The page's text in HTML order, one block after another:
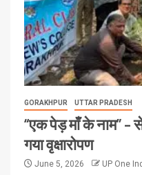
GORAKHPUR UTTAR PRADESH
“एक पेड़ माँ के नाम”
गया वृक्षारोपण
June 5, 2026 UP One